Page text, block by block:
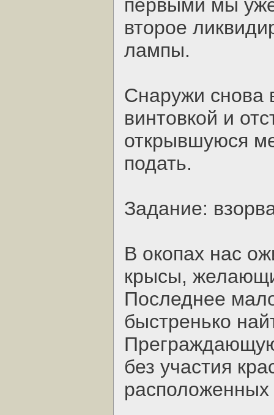
первыми мы
второе
лампы.
Снаружи снова
винтовкой и
открывшуюся
подать.
Задание:
В окопах нас
крысы,
Последнее
быстренько
без участия
расположенных